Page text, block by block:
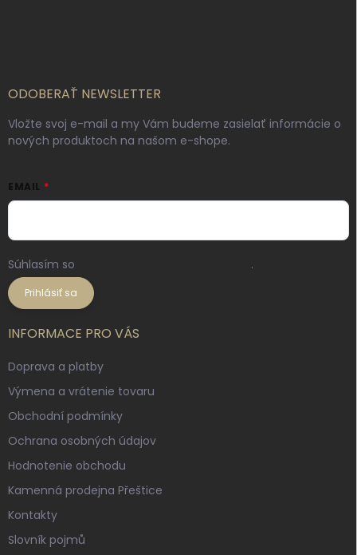
ODOBERAŤ NEWSLETTER
Vložte svoj e-mail a my Vám budeme zasielať informácie o
nových produktoch na našom e-shope.
EMAIL
Súhlasím so .
Prihlásiť sa
INFORMACE PRO VÁS
Doprava a platby
Výmena a vrátenie tovaru
Obchodní podmínky
Ochrana osobných údajov
Hodnotenie obchodu
Kamenná prodejna Přeštice
Kontakty
Slovník pojmů